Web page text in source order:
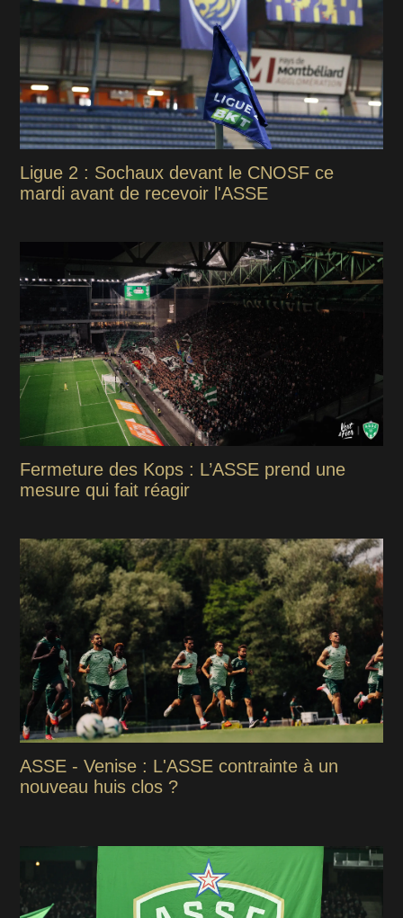
Ligue 2 : Sochaux devant le CNOSF ce
mardi avant de recevoir l'ASSE
Fermeture des Kops : L’ASSE prend une
mesure qui fait réagir
ASSE - Venise : L'ASSE contrainte à un
nouveau huis clos ?